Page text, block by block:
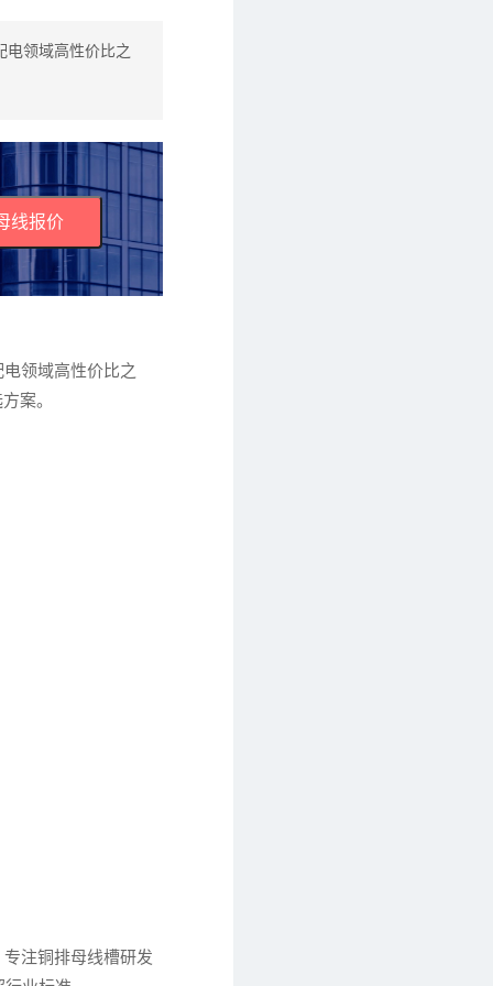
电领域高性价比之
线报价
领域高性价比之
案。
注铜排母线槽研发